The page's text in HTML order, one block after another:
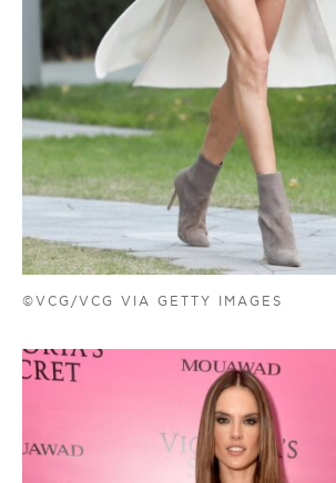
©VCG/VCG VIA GETTY IMAGES